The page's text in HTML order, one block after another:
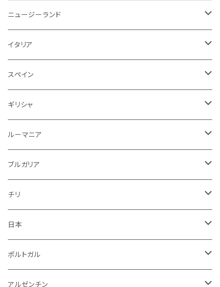
白ワイン
スパークリング
白ワイン
イタリア
泡
白ワイン
アルゼンチン
赤
スペイン
スパークリング
白
ドイツ
ロゼ
白
ルーマニア
赤
ブルガリア
赤
ニュージーランド
白
赤
白ワイン
白
赤
ドイツ
赤
白
スペイン
赤
アメリカ
赤
オーストリア
白
その他
赤
白
赤
白
赤
ニュージーランド
白
赤
イタリア
スパークリング
白
赤
ロゼ
スペイン
スパークリング
白
赤
ギリシャ
白
ルーマニア
赤
ブルガリア
赤
チリ
スパークリング
白
赤
日本
スパークリング
白
ポルトガル
白
アルゼンチン